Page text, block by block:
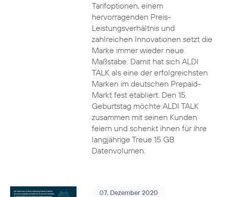
Tarifoptionen, einem
hervorragenden Preis-
Leistungsverhältnis und
zahlreichen Innovationen setzt die
Marke immer wieder neue
Maßstäbe. Damit hat sich ALDI
TALK als eine der erfolgreichsten
Marken im deutschen Prepaid-
Markt fest etabliert. Den 15.
Geburtstag möchte ALDI TALK
zusammen mit seinen Kunden
feiern und schenkt ihnen für ihre
langjährige Treue 15 GB
Datenvolumen.
07. Dezember 2020